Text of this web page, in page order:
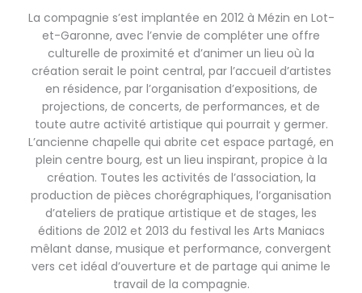
La compagnie s’est implantée en 2012 à Mézin en Lot-
et-Garonne, avec l’envie de compléter une offre
culturelle de proximité et d’animer un lieu où la
création serait le point central, par l’accueil d’artistes
en résidence, par l’organisation d’expositions, de
projections, de concerts, de performances, et de
toute autre activité artistique qui pourrait y germer.
L’ancienne chapelle qui abrite cet espace partagé, en
plein centre bourg, est un lieu inspirant, propice à la
création. Toutes les activités de l’association, la
production de pièces chorégraphiques, l’organisation
d’ateliers de pratique artistique et de stages, les
éditions de 2012 et 2013 du festival les Arts Maniacs
mêlant danse, musique et performance, convergent
vers cet idéal d’ouverture et de partage qui anime le
travail de la compagnie.